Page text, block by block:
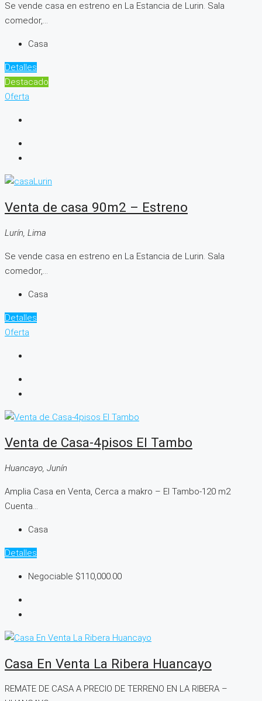
Se vende casa en estreno en La Estancia de Lurin. Sala
comedor,...
Casa
Detalles
Destacado
Oferta
Venta de casa 90m2 – Estreno
Lurín, Lima
Se vende casa en estreno en La Estancia de Lurin. Sala
comedor,...
Casa
Detalles
Oferta
Venta de Casa-4pisos El Tambo
Huancayo, Junín
Amplia Casa en Venta, Cerca a makro – El Tambo-120 m2
Cuenta...
Casa
Detalles
Negociable $110,000.00
Casa En Venta La Ribera Huancayo
REMATE DE CASA A PRECIO DE TERRENO EN LA RIBERA –